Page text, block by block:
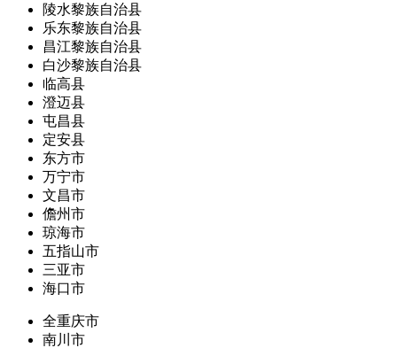
陵水黎族自治县
乐东黎族自治县
昌江黎族自治县
白沙黎族自治县
临高县
澄迈县
屯昌县
定安县
东方市
万宁市
文昌市
儋州市
琼海市
五指山市
三亚市
海口市
全重庆市
南川市